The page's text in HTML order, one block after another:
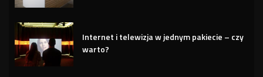
Internet i telewizja w jednym pakiecie – czy
warto?